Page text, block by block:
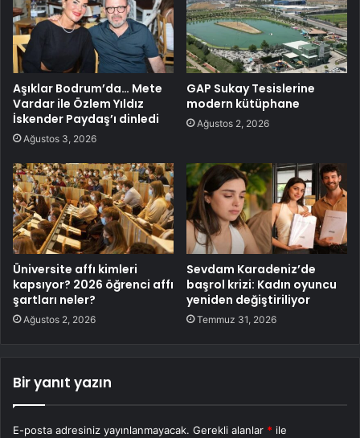
Aşıklar Bodrum’da… Mete
Vardar ile Özlem Yıldız
İskender Paydaş’ı dinledi
Ağustos 3, 2026
GAP Sukay Tesislerine
modern kütüphane
Ağustos 2, 2026
Üniversite affı kimleri
kapsıyor? 2026 öğrenci affı
şartları neler?
Ağustos 2, 2026
Sevdam Karadeniz’de
başrol krizi: Kadın oyuncu
yeniden değiştiriliyor
Temmuz 31, 2026
Bir yanıt yazın
E-posta adresiniz yayınlanmayacak. Gerekli alanlar * ile